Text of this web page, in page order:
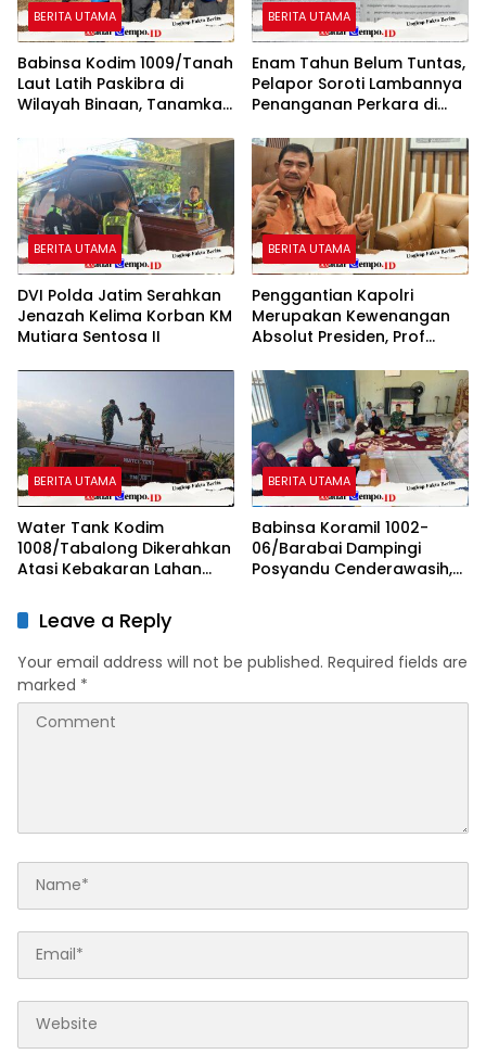
BERITA UTAMA
Babinsa Kodim 1009/Tanah
Laut Latih Paskibra di
Wilayah Binaan, Tanamkan
Nasionalisme
BERITA UTAMA
Enam Tahun Belum Tuntas,
Pelapor Soroti Lambannya
Penanganan Perkara di
BERITA UTAMA
DVI Polda Jatim Serahkan
Jenazah Kelima Korban KM
Mutiara Sentosa II
BERITA UTAMA
Penggantian Kapolri
Merupakan Kewenangan
Absolut Presiden, Prof
Pemberantasan Korupsi
Justru Melemah
BERITA UTAMA
Water Tank Kodim
1008/Tabalong Dikerahkan
Atasi Kebakaran Lahan
BERITA UTAMA
Babinsa Koramil 1002-
06/Barabai Dampingi
Posyandu Cenderawasih,
Leave a Reply
Your email address will not be published. Required fields are
marked *